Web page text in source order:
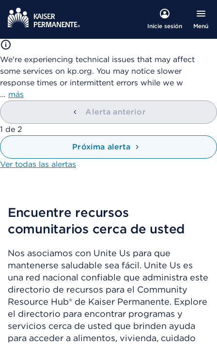
Inicie sesión Menú
We're experiencing technical issues that may affect
some services on kp.org. You may notice slower
response times or intermittent errors while we w
… más
Alerta anterior
mostrando
1 de 2
Próxima alerta
Ver todas las alertas
Encuentre recursos
comunitarios cerca de usted
Nos asociamos con Unite Us para que
mantenerse saludable sea fácil. Unite Us es
una red nacional confiable que administra este
directorio de recursos para el Community
Resource Hub® de Kaiser Permanente. Explore
el directorio para encontrar programas y
servicios cerca de usted que brinden ayuda
para acceder a alimentos, vivienda, cuidado